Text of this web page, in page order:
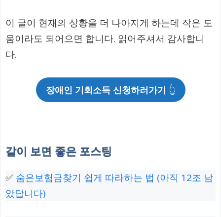
이 글이 현재의 상황을 더 나아지게 하는데 작은 도
움이라도 되어으면 합니다. 읽어주셔서 감사합니
다.
장애인 기회소득 신청하러가기 👆
같이 보면 좋은 포스팅
✅ 숨은보험금찾기 쉽게 따라하는 법 (아직 12조 남
았답니다)